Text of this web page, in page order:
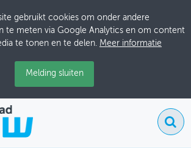
gebruikt cookies om onder andere
te meten via Google Analytics en om content
te tonen en te delen. Meer informatie
Melding sluiten